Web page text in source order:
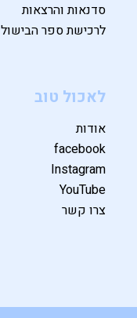
סדנאות והרצאות
לרכישת ספר הבישול
לאכול טוב
אודות
facebook
Instagram
YouTube
צרו קשר